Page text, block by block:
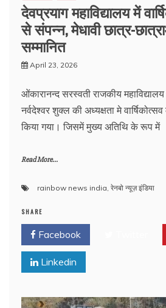
देवप्रयाग महाविद्यालय में
से संपन्न, मेधावी छात्र-
सम्मानित
April 23, 2026
ओंकारानन्द सरस्वती राजकीय महाविद्यालय
नर्वदेश्वर शुक्ल की अध्यक्षता मे
किया गया। जिसमें मुख्य अतिथि के रूप में
Read More...
rainbow news india, रेनबो न्यूज़ इंडिया
SHARE
Facebook
Linkedin